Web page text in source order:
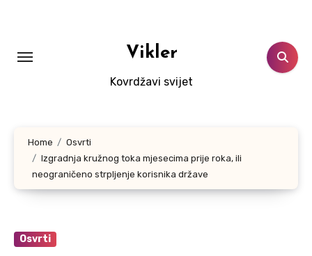
Vikler
Kovrdžavi svijet
Home
Osvrti
Izgradnja kružnog toka mjesecima prije roka, ili
neograničeno strpljenje korisnika države
Osvrti